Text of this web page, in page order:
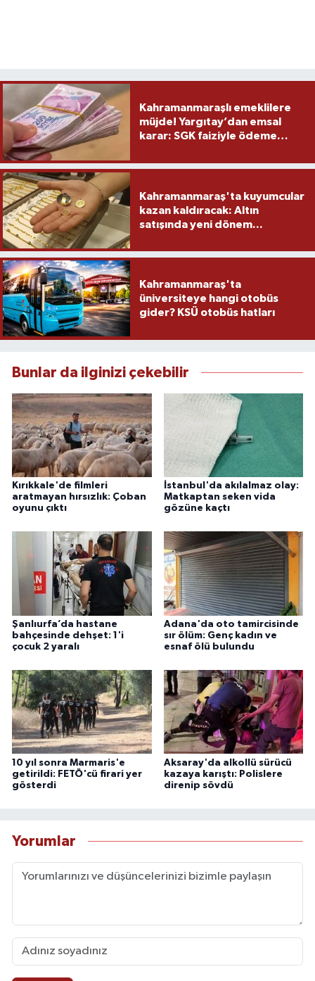
Kahramanmaraşlı emeklilere
müjde! Yargıtay’dan emsal
karar: SGK faiziyle ödeme
Kahramanmaraş'ta kuyumcular
kazan kaldıracak: Altın
satışında yeni dönem...
Kahramanmaraş'ta
üniversiteye hangi otobüs
gider? KSÜ otobüs hatları
Bunlar da ilginizi çekebilir
Kırıkkale'de filmleri
aratmayan hırsızlık: Çoban
oyunu çıktı
İstanbul'da akılalmaz olay:
Matkaptan seken vida
gözüne kaçtı
Şanlıurfa’da hastane
bahçesinde dehşet: 1'i
çocuk 2 yaralı
Adana'da oto tamircisinde
sır ölüm: Genç kadın ve
esnaf ölü bulundu
10 yıl sonra Marmaris'e
getirildi: FETÖ'cü firari yer
gösterdi
Aksaray'da alkollü sürücü
kazaya karıştı: Polislere
direnip sövdü
Yorumlar